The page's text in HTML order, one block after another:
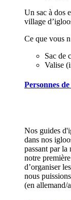
Un sac à dos
village
Ce que vous
Sac de
Valise
Personnes
Nos guides
dans nos
passant par
notre
d’organiser
nous
(en allemand/